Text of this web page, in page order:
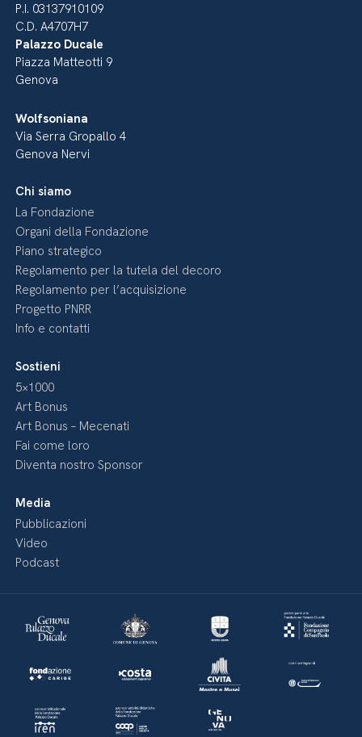
P.I. 03137910109
C.D. A4707H7
Palazzo Ducale
Piazza Matteotti 9
Genova
Wolfsoniana
Via Serra Gropallo 4
Genova Nervi
Chi siamo
La Fondazione
Organi della Fondazione
Piano strategico
Regolamento per la tutela del decoro
Regolamento per l’acquisizione
Progetto PNRR
Info e contatti
Sostieni
5×1000
Art Bonus
Art Bonus – Mecenati
Fai come loro
Diventa nostro Sponsor
Media
Pubblicazioni
Video
Podcast